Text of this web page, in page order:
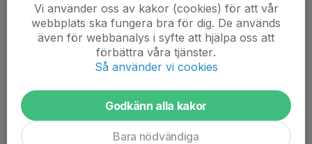
Vi använder oss av kakor (cookies) för att vår
webbplats ska fungera bra för dig. De används
även för webbanalys i syfte att hjälpa oss att
förbättra våra tjänster.
Så använder vi cookies
Godkänn alla kakor
Bara nödvändiga